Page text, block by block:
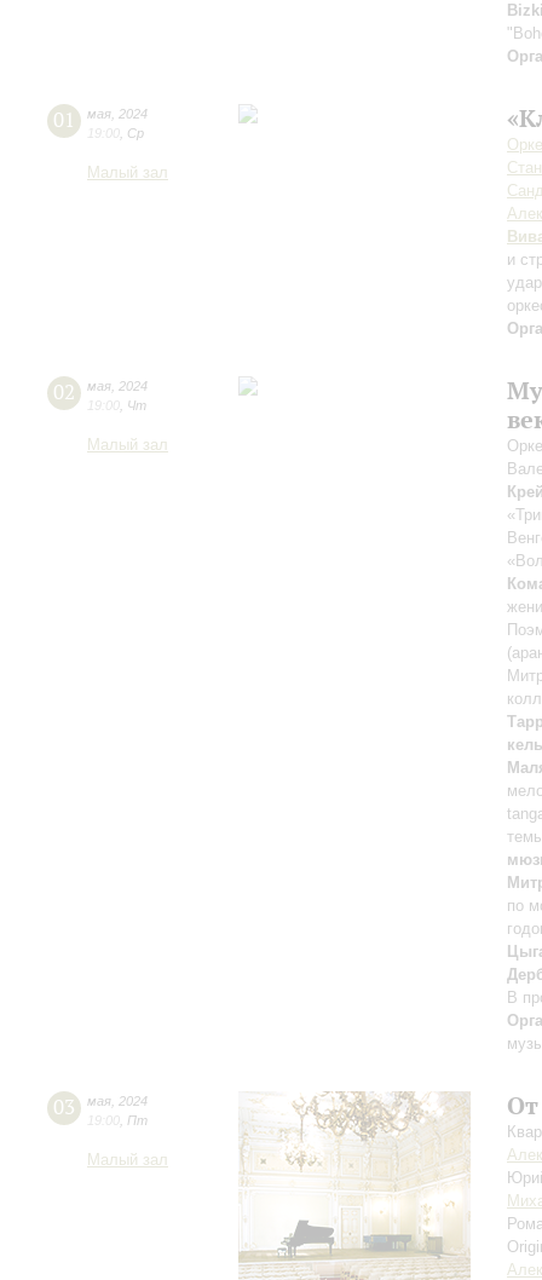
01 мая 2024
19:00 Ср
Малый зал
и
02 мая 2024
19:00 Чт
Малый зал
по
В
03 мая 2024
19:00 Пт
Малый зал